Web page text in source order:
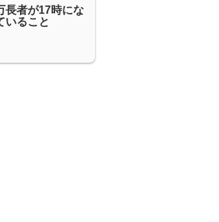
長者が17時にな
いること